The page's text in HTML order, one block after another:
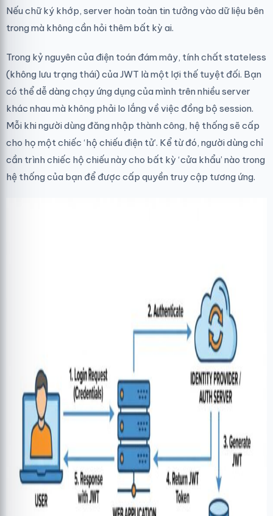
Nếu chữ ký khớp, server hoàn toàn tin tưởng vào dữ liệu bên
trong mà không cần hỏi thêm bất kỳ ai.
Trong kỷ nguyên của điện toán đám mây, tính chất stateless
(không lưu trạng thái) của JWT là một lợi thế tuyệt đối. Bạn
có thể dễ dàng chạy ứng dụng của mình trên nhiều server
khác nhau mà không phải lo lắng về việc đồng bộ session.
Mỗi khi người dùng đăng nhập thành công, hệ thống sẽ cấp
cho họ một chiếc ‘hộ chiếu điện tử’. Kể từ đó, người dùng chỉ
cần trình chiếc hộ chiếu này cho bất kỳ ‘cửa khẩu’ nào trong
hệ thống của bạn để được cấp quyền truy cập tương ứng.